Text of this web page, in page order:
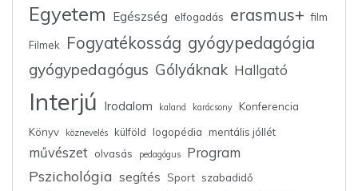
Egyetem Egészség elfogadás erasmus+ film
Filmek Fogyatékosság gyógypedagógia
gyógypedagógus Gólyáknak Hallgató
Interjú Irodalom kaland karácsony
Konferencia
Könyv
köznevelés külföld logopédia mentális jóllét
művészet olvasás pedagógus Program
Pszichológia segítés Sport szabadidő